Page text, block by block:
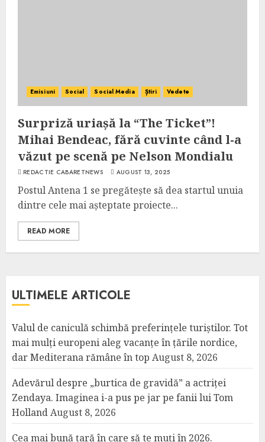
Emisiuni Social Social Media Știri Vedete
Surpriză uriașă la “The Ticket”!
Mihai Bendeac, fără cuvinte când l-a
văzut pe scenă pe Nelson Mondialu
REDACTIE CABARETNEWS AUGUST 13, 2025
Postul Antena 1 se pregătește să dea startul unuia
dintre cele mai așteptate proiecte...
READ MORE
ULTIMELE ARTICOLE
Valul de caniculă schimbă preferințele turiștilor. Tot
mai mulți europeni aleg vacanțe în țările nordice,
dar Mediterana rămâne în top August 8, 2026
Adevărul despre „burtica de gravidă” a actriței
Zendaya. Imaginea i-a pus pe jar pe fanii lui Tom
HollandAugust 8, 2026
Cea mai bună țară în care să te muți în 2026.